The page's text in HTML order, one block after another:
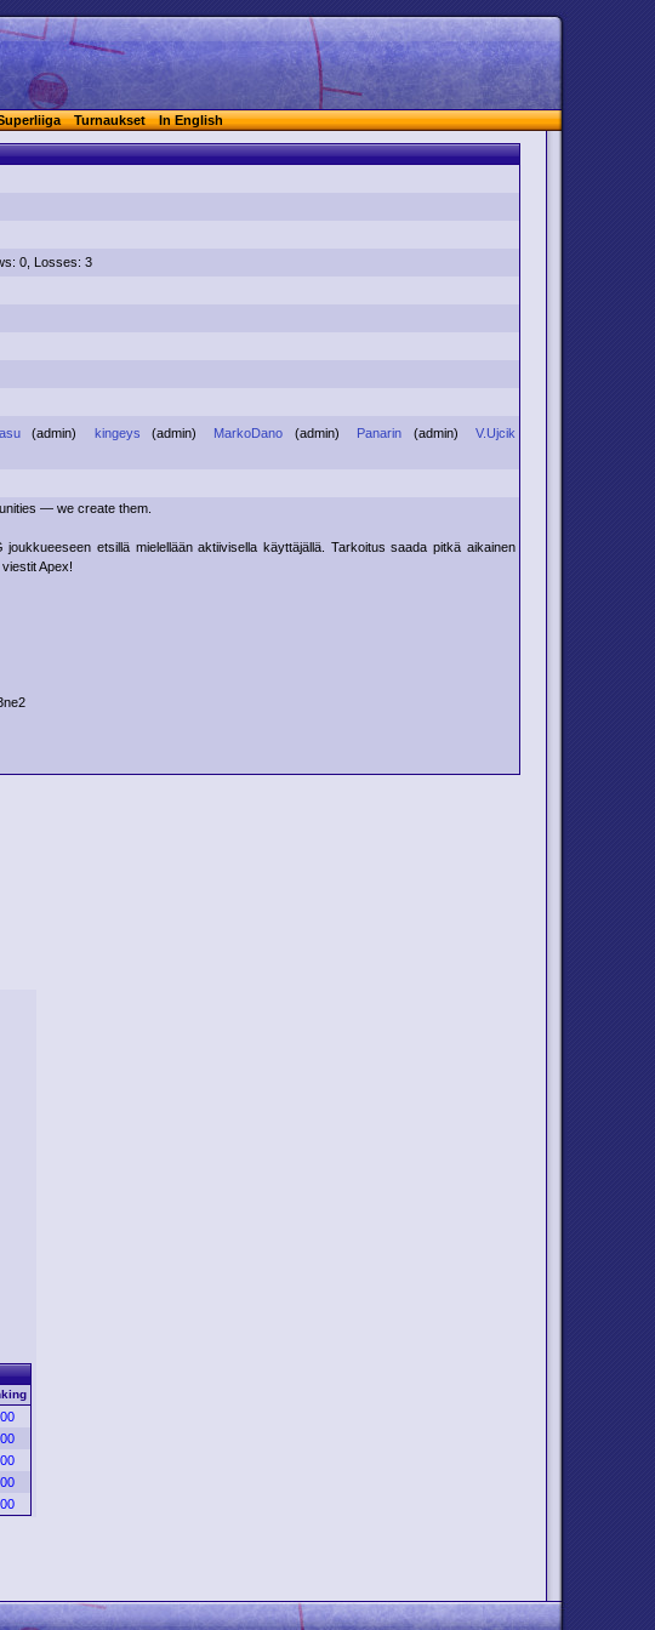
Turnaukset In English
0, Losses: 3
(admin) kingeys (admin) MarkoDano (admin) Panarin (admin) V.Ujcik
— we create them.
joukkueeseen etsillä mielellään aktiivisella käyttäjällä. Tarkoitus saada pitkä aikainen
Apex!